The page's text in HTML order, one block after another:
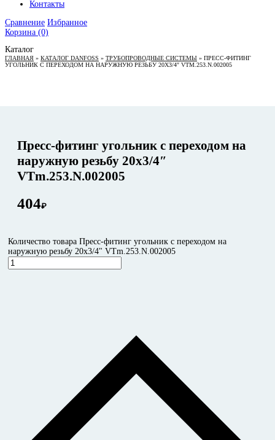
Контакты
Сравнение Избранное
Корзина (0)
Каталог
ГЛАВНАЯ » КАТАЛОГ DANFOSS » ТРУБОПРОВОДНЫЕ СИСТЕМЫ » ПРЕСС-ФИТИНГ
УГОЛЬНИК С ПЕРЕХОДОМ НА НАРУЖНУЮ РЕЗЬБУ 20Х3/4″ VTM.253.N.002005
Пресс-фитинг угольник с переходом на
наружную резьбу 20х3/4″
VTm.253.N.002005
404₽
Количество товара Пресс-фитинг угольник с переходом на
наружную резьбу 20х3/4" VTm.253.N.002005